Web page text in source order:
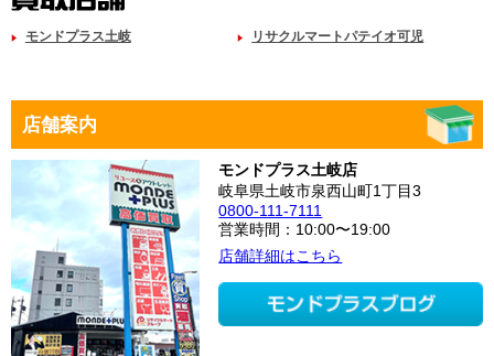
モンドプラス土岐 リサクルマートパテイオ可児
店舗案内
モンドプラス土岐店
岐阜県土岐市泉西山町1丁目3
0800-111-7111
営業時間：10:00〜19:00
店舗詳細はこちら